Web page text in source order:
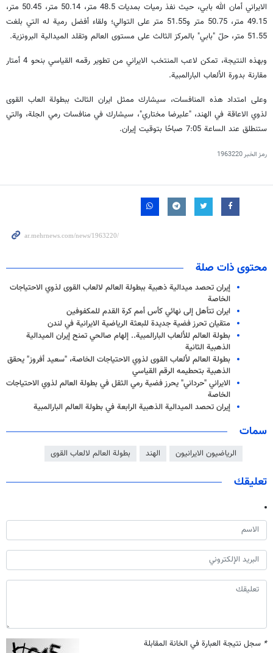
الايراني أمان الله بابي، حيث نفذ رميات بمديات 48.5 متر، 50.14 متر، 50.45 متر،
49.15 متر، 50.75 متر و51.55 متر على التوالي؛ ولقاء أفضل رمية له التي بلغت
51.55 متر، حلّ "بابي" بالمركز الثالث على مستوى العالم وتقلد الميدالية البرونزية.
وبهذه النتيجة، تمكن لاعب المنتخب الايراني من تطوير رقمه القياسي بنحو 4 أمتار
مقارنة بدورة الألعاب البارالمبية.
وعلى امتداد هذه المنافسات، سيشارك ممثل ايران الثالث ببطولة العاب القوى
لذوي الاعاقة في الهند، "عليرضا مختاري"، سيشارك في منافسات رمي الجلة، والتي
ستنطلق عند الساعة 7:05 صباحًا بتوقيت إيران.
رمز الخبر1963220
محتوى ذات صلة
إيران تحصد ميدالية ذهبية ببطولة العالم لالعاب القوى لذوي الاحتياجات
الخاصة
ایران تتأهل إلى نهائي كأس أمم كرة القدم للمكفوفين
متقيان تحرز فضية جديدة للبعثة الرياضية الايرانية في لندن
بطولة العالم للألعاب البارالمبية.. إلهام صالحي تمنح إيران الميدالية
الذهبية الثانية
بطولة العالم لألعاب القوى لذوي الاحتياجات الخاصة، "سعيد أفروز" يحقق
الذهبية بتحطيمه الرقم القياسي
الايراني "حرداني" يحرز فضية رمي الثقل في بطولة العالم لذوي الاحتياجات
الخاصة
إيران تحصد الميدالية الذهبية الرابعة في بطولة العالم البارالمبية
سمات
الرياضيون الايرانيون الهند بطولة العالم لالعاب القوى
تعليقك
* سجل نتيجة العبارة في الخانة المقابلة